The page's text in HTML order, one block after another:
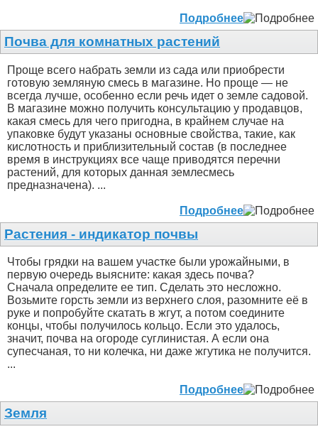
Подробнее
Почва для комнатных растений
Проще всего набрать земли из сада или приобрести
готовую земляную смесь в магазине. Но проще — не
всегда лучше, особенно если речь идет о земле садовой.
В магазине можно получить консультацию у продавцов,
какая смесь для чего пригодна, в крайнем случае на
упаковке будут указаны основные свойства, такие, как
кислотность и приблизительный состав (в последнее
время в инструкциях все чаще приводятся перечни
растений, для которых данная землесмесь
предназначена). ...
Подробнее
Растения - индикатор почвы
Чтобы грядки на вашем участке были урожайными, в
первую очередь выясните: какая здесь почва?
Сначала определите ее тип. Сделать это несложно.
Возьмите горсть земли из верхнего слоя, разомните её в
руке и попробуйте скатать в жгут, а потом соедините
концы, чтобы получилось кольцо. Если это удалось,
значит, почва на огороде суглинистая. А если она
супесчаная, то ни колечка, ни даже жгутика не получится.
...
Подробнее
Земля